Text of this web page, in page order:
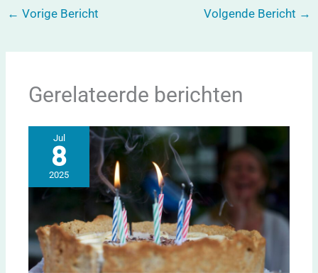
← Vorige Bericht Volgende Bericht →
Gerelateerde berichten
Jul
8
2025